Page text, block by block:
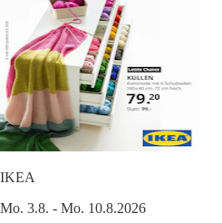
IKEA
Mo. 3.8. - Mo. 10.8.2026